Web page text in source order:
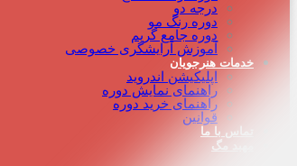
درجه دو
دوره رنگ مو
دوره جامع گریم
آموزش آرایشگری خصوصی
خدمات هنرجویان
اپلیکیشن اندروید
راهنمای نمایش دوره
راهنمای خرید دوره
قوانین
تماس با ما
مهبد مگ